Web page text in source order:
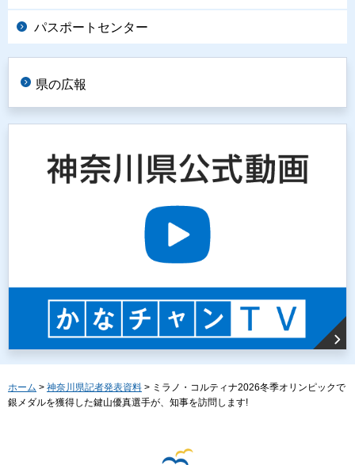
パスポートセンター
県の広報
ホーム > 神奈川県記者発表資料 > ミラノ・コルティナ2026冬季オリンピックで
銀メダルを獲得した鍵山優真選手が、知事を訪問します!